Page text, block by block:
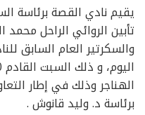
يقيم نادي القصة برئاسة
تأبين الروائي الراحل
والسكرتير العام السابق
الهناجر وذلك في إطار
برئاسة د. وليد قانوش .